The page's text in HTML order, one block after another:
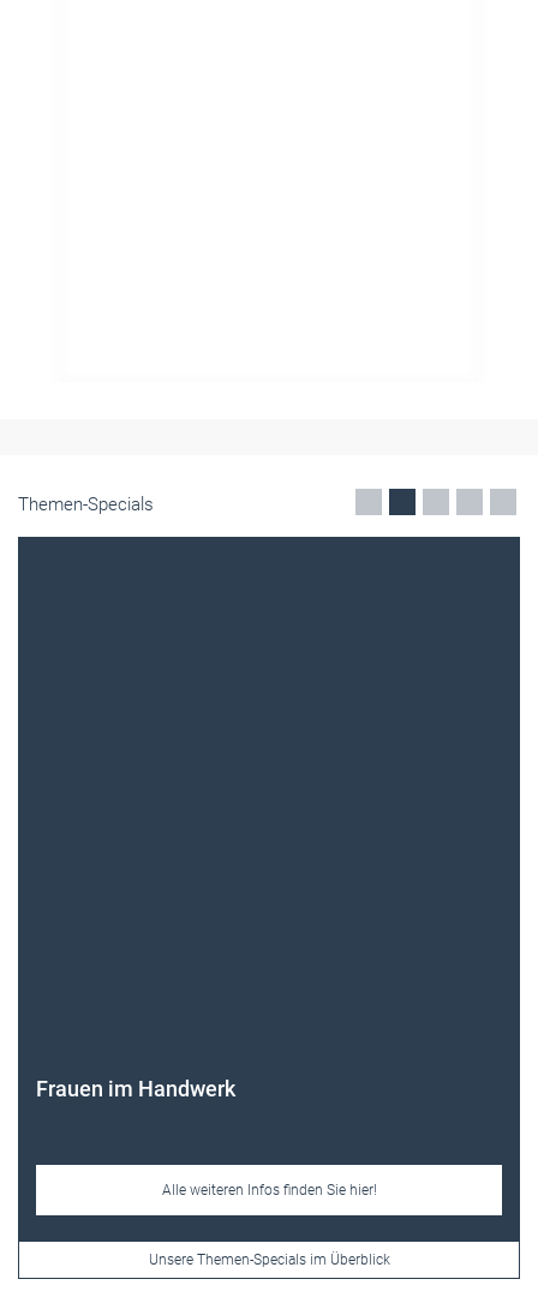
Themen-Specials
Frauen im Handwerk
Alle weiteren Infos finden Sie hier!
Unsere Themen-Specials im Überblick